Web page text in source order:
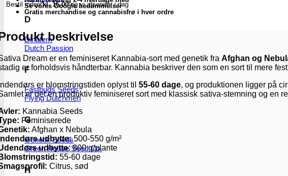
D
Dinafem
Dutch Passion
F
Fastbuds Seeds
Flying Dutchmen
G
Genetik Seeds
Green House Seed Co.
H
Kannabia
Seeds
antal
Bestil indenkl. 16.00og vi afsender i dag
Se vores Google bedømmelser
Gratis merchandise og cannabisfrø i hver ordre
beskrivelse
Dream er en feminiseret Kannabia-sort med genetik fra Afghan og
er forholdsvis håndterbar. Kannabia beskriver den som en sort til mere
er blomstringstiden oplyst til 55-60 dage, og produktionen ligger på
er det en produktiv feminiseret sort med klassisk sativa-stemning og en
Kannabia Seeds
Feminiserede
Afghan x Nebula
udbytte:500-550 g/m²
udbytte:800 g/plante
55-60 dage
Citrus, sød